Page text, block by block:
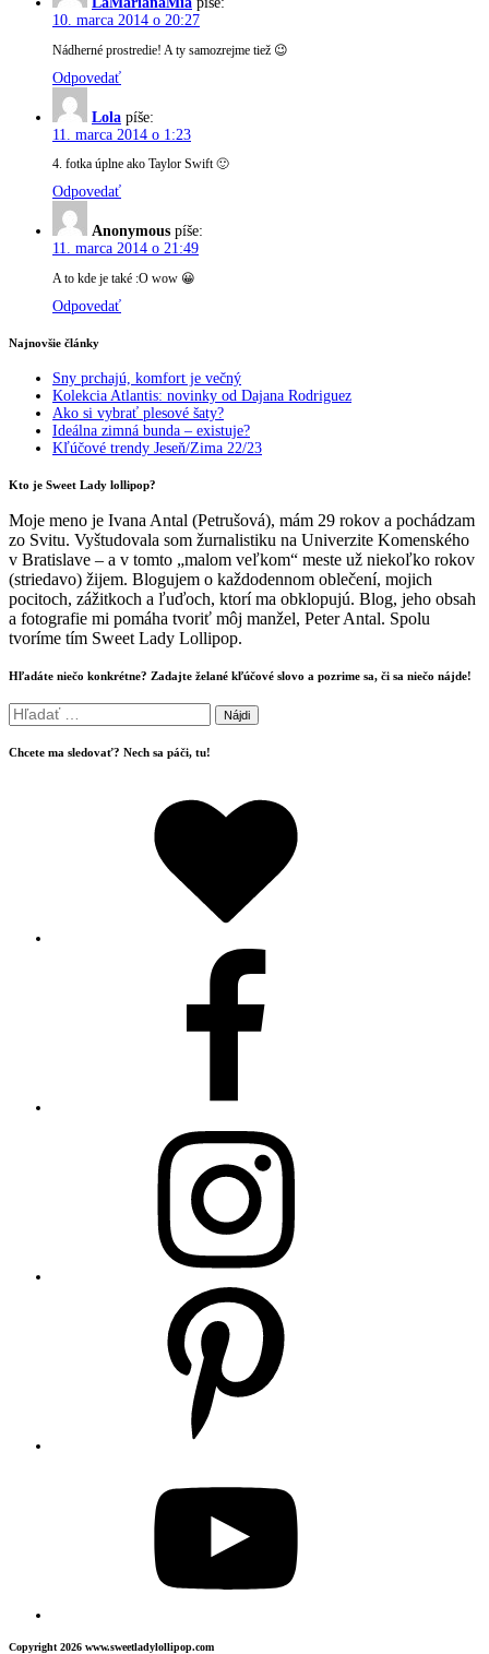
10. marca 2014 o 20:27
Nádherné prostredie! A ty samozrejme tiež 😉
Odpovedať
Lola píše:
11. marca 2014 o 1:23
4. fotka úplne ako Taylor Swift 🙂
Odpovedať
Anonymous píše:
11. marca 2014 o 21:49
A to kde je také :O wow 😀
Odpovedať
Najnovšie články
Sny prchajú, komfort je večný
Kolekcia Atlantis: novinky od Dajana Rodriguez
Ako si vybrať plesové šaty?
Ideálna zimná bunda – existuje?
Kľúčové trendy Jeseň/Zima 22/23
Kto je Sweet Lady lollipop?
Moje meno je Ivana Antal (Petrušová), mám 29 rokov a pochádzam
zo Svitu. Vyštudovala som žurnalistiku na Univerzite Komenského
v Bratislave – a v tomto „malom veľkom“ meste už niekoľko rokov
(striedavo) žijem. Blogujem o každodennom oblečení, mojich
pocitoch, zážitkoch a ľuďoch, ktorí ma obklopujú. Blog, jeho obsah
a fotografie mi pomáha tvoriť môj manžel, Peter Antal. Spolu
tvoríme tím Sweet Lady Lollipop.
Hľadáte niečo konkrétne? Zadajte želané kľúčové slovo a pozrime sa, či sa niečo nájde!
Hľadať:
Chcete ma sledovať? Nech sa páči, tu!
Copyright 2026 www.sweetladylollipop.com